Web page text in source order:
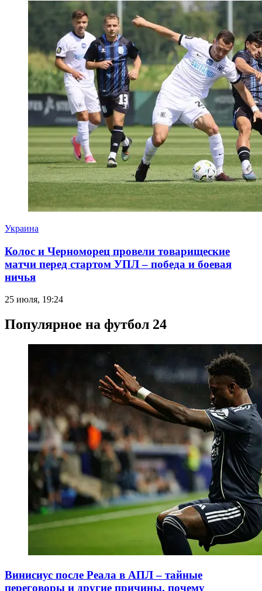
Украина
Колос и Черноморец провели товарищеские
матчи перед стартом УПЛ – победа и боевая
ничья
25 июля, 19:24
Популярное на футбол 24
Винисиус после Реала в АПЛ – тайные
переговоры и другие причины, почему